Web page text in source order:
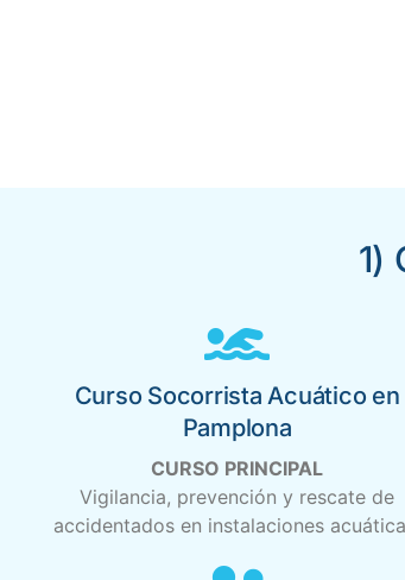
1)
Curso Socorrista Acuático en
Pamplona
CURSO PRINCIPAL
Vigilancia, prevención y rescate de
accidentados en instalaciones